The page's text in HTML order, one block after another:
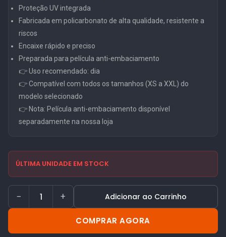
Proteção UV integrada
Fabricada em policarbonato de alta qualidade, resistente a
riscos
Encaixe rápido e preciso
Preparada para película anti-embaciamento
👉 Uso recomendado: dia
👉 Compatível com todos os tamanhos (XS a XXL) do
modelo selecionado
👉 Nota: Película anti-embaciamento disponível
separadamente na nossa loja
ÚLTIMA UNIDADE EM STOCK
− + Adicionar ao Carrinho
COMPRAR AGORA